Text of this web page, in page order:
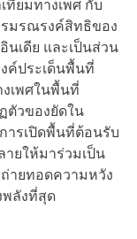
ทียมทางเพศ กับ
รมรณรงค์สิทธิของ
นเดีย และเป็นส่วน
ค์ประเด็นพื้นที่
เพศในพื้นที่
ตัวของยัดใน
ารเปิดพื้นที่ต้อนรับ
ยให้มาร่วมเป็น
ายทอดความหวัง
ลังที่สุด